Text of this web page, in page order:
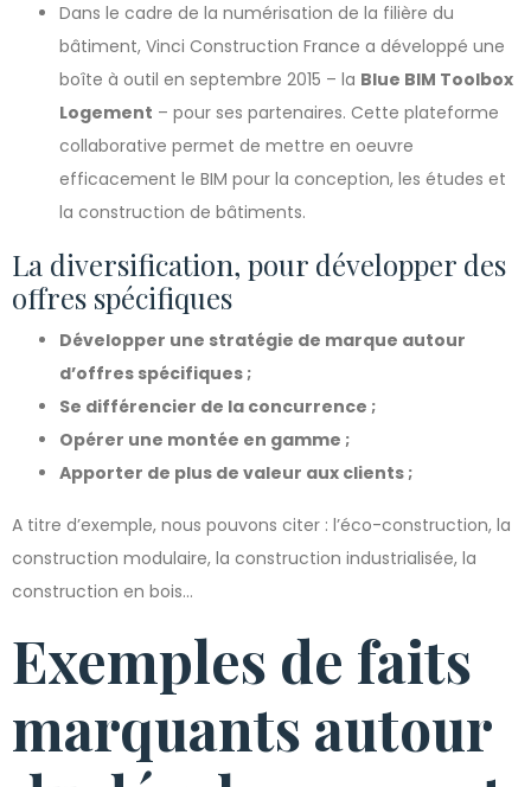
Dans le cadre de la numérisation de la filière du
bâtiment, Vinci Construction France a développé une
boîte à outil en septembre 2015 – la Blue BIM Toolbox
Logement – pour ses partenaires. Cette plateforme
collaborative permet de mettre en oeuvre
efficacement le BIM pour la conception, les études et
la construction de bâtiments.
La diversification, pour développer des
offres spécifiques
Développer une stratégie de marque autour
d’offres spécifiques ;
Se différencier de la concurrence ;
Opérer une montée en gamme ;
Apporter de plus de valeur aux clients ;
A titre d’exemple, nous pouvons citer : l’éco-construction, la
construction modulaire, la construction industrialisée, la
construction en bois…
Exemples de faits
marquants autour